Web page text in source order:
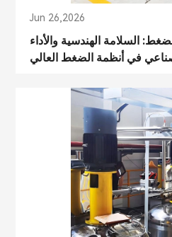
Jun 26,2026
السلامة الهندسية والأداء
في أنظمة الضغط العالي